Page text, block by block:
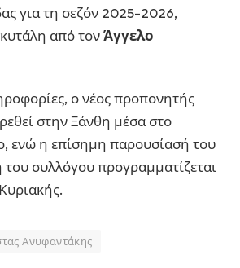
για τη σεζόν 2025-2026,
από τονΆγγελο
ο νέος προπονητής
στην Ξάνθη μέσα στο
ενώ η επίσημη παρουσίασή του
του συλλόγου προγραμματίζεται
Ανυφαντάκης